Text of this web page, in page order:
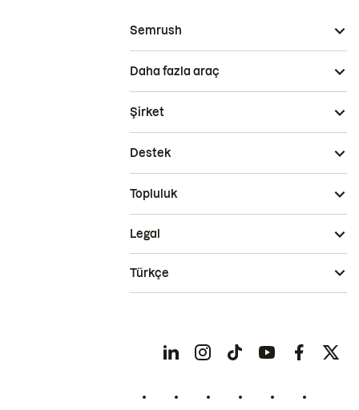
Semrush
Daha fazla araç
Şirket
Destek
Topluluk
Legal
Türkçe